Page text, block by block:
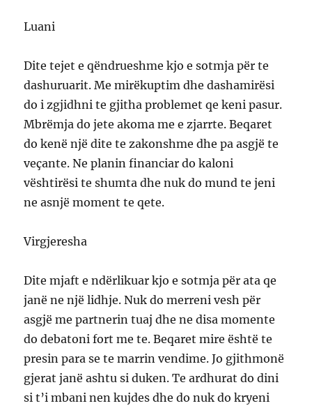
Luani
Dite tejet e qëndrueshme kjo e sotmja për te
dashuruarit. Me mirëkuptim dhe dashamirësi
do i zgjidhni te gjitha problemet qe keni pasur.
Mbrëmja do jete akoma me e zjarrte. Beqaret
do kenë një dite te zakonshme dhe pa asgjë te
veçante. Ne planin financiar do kaloni
vështirësi te shumta dhe nuk do mund te jeni
ne asnjë moment te qete.
Virgjeresha
Dite mjaft e ndërlikuar kjo e sotmja për ata qe
janë ne një lidhje. Nuk do merreni vesh për
asgjë me partnerin tuaj dhe ne disa momente
do debatoni fort me te. Beqaret mire është te
presin para se te marrin vendime. Jo gjithmonë
gjerat janë ashtu si duken. Te ardhurat do dini
si t’i mbani nen kujdes dhe do nuk do kryeni